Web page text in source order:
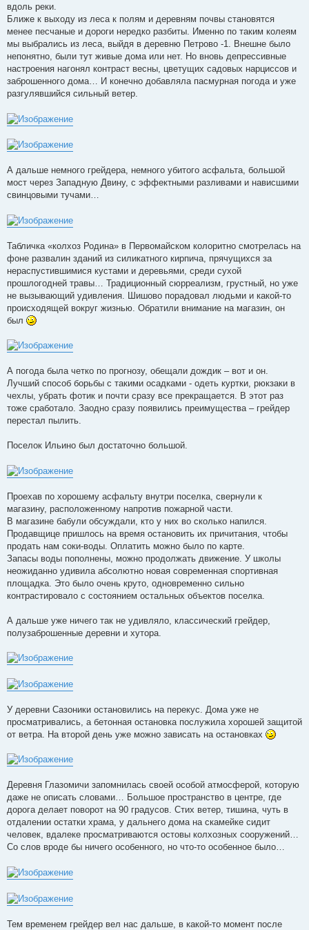
вдоль реки.
Ближе к выходу из леса к полям и деревням почвы становятся
менее песчаные и дороги нередко разбиты. Именно по таким колеям
мы выбрались из леса, выйдя в деревню Петрово -1. Внешне было
непонятно, были тут живые дома или нет. Но вновь депрессивные
настроения нагонял контраст весны, цветущих садовых нарциссов и
заброшенного дома… И конечно добавляла пасмурная погода и уже
разгулявшийся сильный ветер.
А дальше немного грейдера, немного убитого асфальта, большой
мост через Западную Двину, с эффектными разливами и нависшими
свинцовыми тучами…
Табличка «колхоз Родина» в Первомайском колоритно смотрелась на
фоне развалин зданий из силикатного кирпича, прячущихся за
нераспустившимися кустами и деревьями, среди сухой
прошлогодней травы… Традиционный сюрреализм, грустный, но уже
не вызывающий удивления. Шишово порадовал людьми и какой-то
происходящей вокруг жизнью. Обратили внимание на магазин, он
был
А погода была четко по прогнозу, обещали дождик – вот и он.
Лучший способ борьбы с такими осадками - одеть куртки, рюкзаки в
чехлы, убрать фотик и почти сразу все прекращается. В этот раз
тоже сработало. Заодно сразу появились преимущества – грейдер
перестал пылить.
Поселок Ильино был достаточно большой.
Проехав по хорошему асфальту внутри поселка, свернули к
магазину, расположенному напротив пожарной части.
В магазине бабули обсуждали, кто у них во сколько напился.
Продавщице пришлось на время остановить их причитания, чтобы
продать нам соки-воды. Оплатить можно было по карте.
Запасы воды пополнены, можно продолжать движение. У школы
неожиданно удивила абсолютно новая современная спортивная
площадка. Это было очень круто, одновременно сильно
контрастировало с состоянием остальных объектов поселка.
А дальше уже ничего так не удивляло, классический грейдер,
полузаброшенные деревни и хутора.
У деревни Сазоники остановились на перекус. Дома уже не
просматривались, а бетонная остановка послужила хорошей защитой
от ветра. На второй день уже можно зависать на остановках
Деревня Глазомичи запомнилась своей особой атмосферой, которую
даже не описать словами… Большое пространство в центре, где
дорога делает поворот на 90 градусов. Стих ветер, тишина, чуть в
отдалении остатки храма, у дальнего дома на скамейке сидит
человек, вдалеке просматриваются остовы колхозных сооружений…
Со слов вроде бы ничего особенного, но что-то особенное было…
Тем временем грейдер вел нас дальше, в какой-то момент после